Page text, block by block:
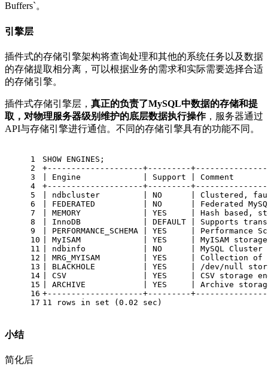
Buffers`。
引擎层
插件式的存储引擎架构将查询处理和其他的系统任务以及数据
的存储提取相分离，可以根据业务的需求和实际需要选择合适
的存储引擎。
插件式存储引擎层， 真正的负责了MySQL中数据的存储和提
取，对物理服务器级别维护的底层数据执行操作，服务器通过
API与存储引擎进行通信。不同的存储引擎具有的功能不同。
1
2
3
4
5
6
7
8
9
10
11
12
13
14
15
16
17
SHOW ENGINES;
+--------------------+---------
Engine Support
+--------------------+---------
ndbcluster NO
Clustered,
FEDERATED NO
MEMORY YES
Hash based,
InnoDB DEFAULT
Supports
PERFORMANCE_SCHEMA YES
MyISAM YES
ndbinfo NO MySQL Cluster
MRG_MYISAM YES Collection of
BLACKHOLE YES /dev /null
CSV YES
ARCHIVE YES
+--------------------+---------
11
rows in set ( 0.02 sec)
小结
简化后